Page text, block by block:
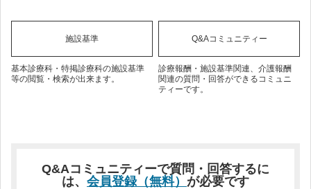
施設基準
基本診療科・特掲診療科の施設基準
等の閲覧・検索が出来ます。
Q&Aコミュニティー
診療報酬・施設基準関連、介護報酬
関連の質問・回答ができるコミュニ
ティーです。
Q&Aコミュニティーで質問・回答するに
は、 会員登録（無料） が必要です